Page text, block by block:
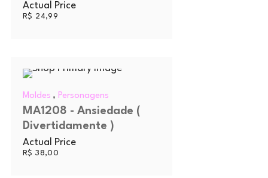
Actual Price
R$ 24,99
Moldes , Personagens
MA1208 - Ansiedade (
Divertidamente )
Actual Price
R$ 38,00